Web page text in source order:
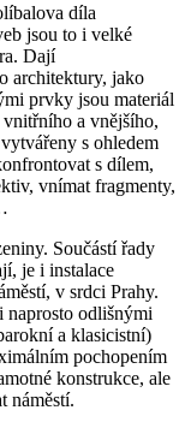
díla
jsou to i velké
Dají
architektury, jako
prvky jsou materiál
a vnějšího,
s ohledem
s dílem,
vnímat fragmenty,
Součástí řady
je i instalace
v srdci Prahy.
naprosto odlišnými
a klasicistní)
pochopením
konstrukce, ale
náměstí.